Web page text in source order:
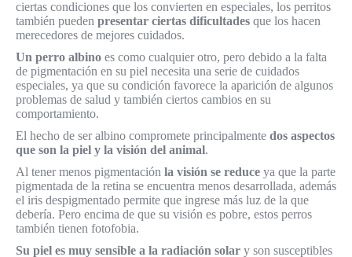
ciertas condiciones que los convierten en especiales, los perritos
también pueden presentar ciertas dificultades que los hacen
merecedores de mejores cuidados.
Un perro albino es como cualquier otro, pero debido a la falta
de pigmentación en su piel necesita una serie de cuidados
especiales, ya que su condición favorece la aparición de algunos
problemas de salud y también ciertos cambios en su
comportamiento.
El hecho de ser albino compromete principalmente dos aspectos
que son la piel y la visión del animal.
Al tener menos pigmentación la visión se reduce ya que la parte
pigmentada de la retina se encuentra menos desarrollada, además
el iris despigmentado permite que ingrese más luz de la que
debería. Pero encima de que su visión es pobre, estos perros
también tienen fotofobia.
Su piel es muy sensible a la radiación solar y son susceptibles